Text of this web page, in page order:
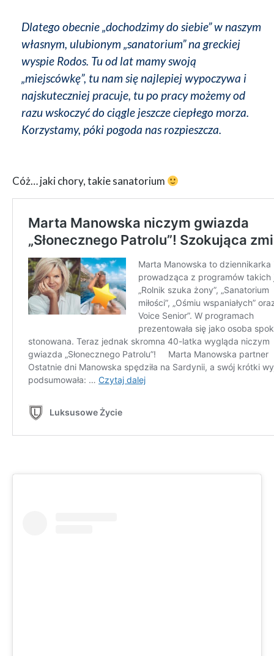
Dlatego obecnie „dochodzimy do siebie” w naszym
własnym, ulubionym „sanatorium” na greckiej
wyspie Rodos. Tu od lat mamy swoją
„miejscówkę”, tu nam się najlepiej wypoczywa i
najskuteczniej pracuje, tu po pracy możemy od
razu wskoczyć do ciągle jeszcze ciepłego morza.
Korzystamy, póki pogoda nas rozpieszcza.
Cóż… jaki chory, takie sanatorium